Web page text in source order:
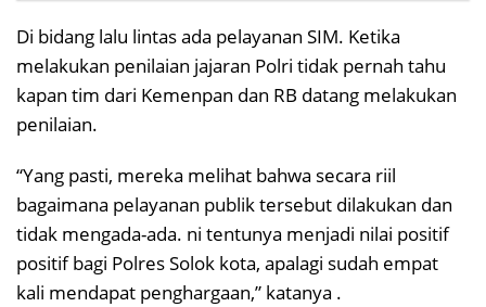
Di bidang lalu lintas ada pelayanan SIM. Ketika
melakukan penilaian jajaran Polri tidak pernah tahu
kapan tim dari Kemenpan dan RB datang melakukan
penilaian.
“Yang pasti, mereka melihat bahwa secara riil
bagaimana pelayanan publik tersebut dilakukan dan
tidak mengada-ada. ni tentunya menjadi nilai positif
positif bagi Polres Solok kota, apalagi sudah empat
kali mendapat penghargaan,” katanya .